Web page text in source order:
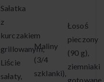
Sałatka
z
kurczakiem
grillowanym,
Liście
sałaty,
Maliny
(3/4
szklanki),
Łosoś
pieczony
(90 g),
ziemniaki
gotowane